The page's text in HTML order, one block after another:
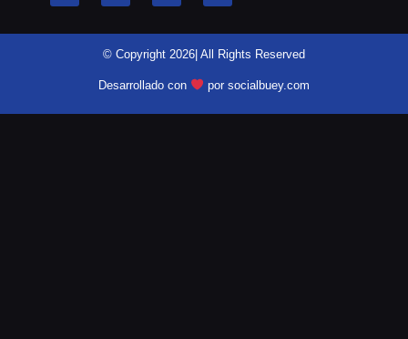
© Copyright 2026| All Rights Reserved
Desarrollado con por socialbuey.com